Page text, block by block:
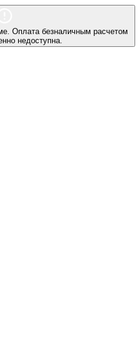
Оплата безналичным расчетом
недоступна.